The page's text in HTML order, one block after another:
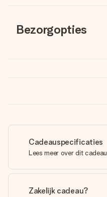
Bezorgopties
Cadeauspecificaties
Lees meer over dit cadeau
Zakelijk cadeau?